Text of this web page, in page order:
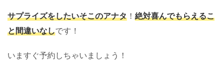
サプライズをしたいそこのアナタ ！ 絶対喜んでもらえるこ
と間違いなしです！
いますぐ予約しちゃいましょう！